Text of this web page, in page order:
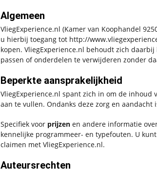
Algemeen
VliegExperience.nl (Kamer van Koophandel
u hierbij toegang tot http://
kopen. VliegExperience.nl behoudt zich
passen of onderdelen te verwijderen zonder
Beperkte aansprakelijkheid
VliegExperience.nl spant zich in om de inhoud
aan te vullen. Ondanks deze zorg en
Specifiek voor prijzen en andere informatie
kennelijke programmeer- en typefouten. U
claimen met VliegExperience.nl.
Auteursrechten